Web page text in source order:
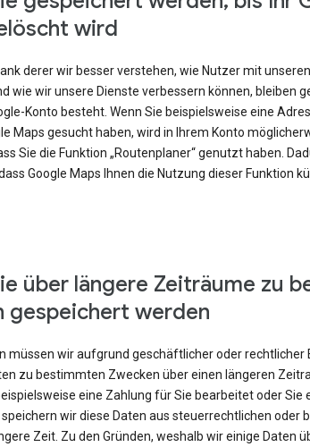
wird
derer wir besser verstehen, wie Nutzer mit
wie wir unsere Dienste verbessern können, bleiben
Konto besteht. Wenn Sie beispielsweise eine
Maps gesucht haben, wird in Ihrem Konto
Sie die Funktion „Routenplaner“ genutzt haben.
Google Maps Ihnen die Nutzung dieser Funktion
über längere Zeiträume zu
gespeichert werden
müssen wir aufgrund geschäftlicher oder rechtlicher
zu bestimmten Zwecken über einen längeren
eine Zahlung für Sie bearbeitet oder Sie
speichern wir diese Daten aus steuerrechtlichen oder
Zeit. Zu den Gründen, weshalb wir einige Daten